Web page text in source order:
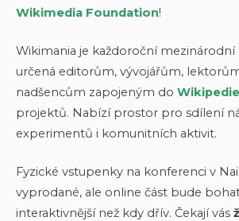
Wikimedia Foundation!
Wikimania je každoroční
určená editorům, vývojářům,
nadšencům zapojeným do Wikipedie
projektů. Nabízí prostor pro sdílení
experimentů i komunitních aktivit.
Fyzické vstupenky na konferenci v
vyprodané, ale online část bude
interaktivnější než kdy dřív. Čekají vás